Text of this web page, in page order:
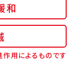
和
用によるものです